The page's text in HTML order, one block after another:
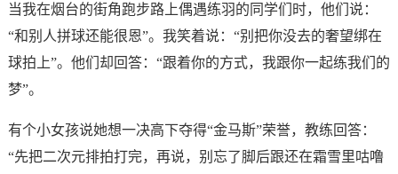
当我在烟台的街角跑步路上偶遇练羽的同学们时，他们说：
“和别人拼球还能很恩”。我笑着说：“别把你没去的奢望绑在
球拍上”。他们却回答：“跟着你的方式，我跟你一起练我们的
梦”。
有个小女孩说她想一决高下夺得“金马斯”荣誉，教练回答：
“先把二次元排拍打完，再说，别忘了脚后跟还在霜雪里咕噜